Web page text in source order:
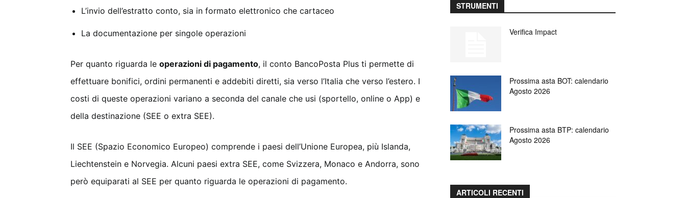
L’invio dell’estratto conto, sia in formato elettronico che cartaceo
La documentazione per singole operazioni
Per quanto riguarda le operazioni di pagamento, il conto BancoPosta Plus ti permette di
effettuare bonifici, ordini permanenti e addebiti diretti, sia verso l’Italia che verso l’estero. I
costi di queste operazioni variano a seconda del canale che usi (sportello, online o App) e
della destinazione (SEE o extra SEE).
Il SEE (Spazio Economico Europeo) comprende i paesi dell’Unione Europea, più Islanda,
Liechtenstein e Norvegia. Alcuni paesi extra SEE, come Svizzera, Monaco e Andorra, sono
però equiparati al SEE per quanto riguarda le operazioni di pagamento.
STRUMENTI
Verifica Impact
Prossima asta BOT: calendario
Agosto 2026
Prossima asta BTP: calendario
Agosto 2026
ARTICOLI RECENTI